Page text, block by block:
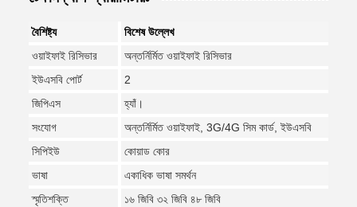
বৈশিষ্ট্য
বিশেষ উল্লেখ
ওয়াইফাই রিসিভার
অন্তর্নির্মিত ওয়াইফাই রিসিভার
ইউএসবি পোর্ট
2
জিপিএস
হ্যাঁ।
সংযোগ
অন্তর্নির্মিত ওয়াইফাই, 3G/4G সিম কার্ড, ইউএসবি
সিপিইউ
কোয়াড কোর
ভাষা
একাধিক ভাষা সমর্থন
স্মৃতিশক্তি
১৬ জিবি ৩২ জিবি ৪৮ জিবি